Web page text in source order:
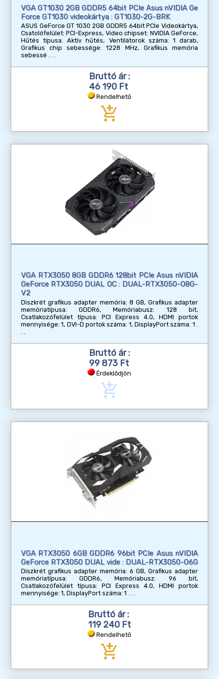
VGA GT1030 2GB GDDR5 64bit PCIe Asus nVIDIA Ge
Force GT1030 videokártya : GT1030-2G-BRK
ASUS GeForce GT 1030 2GB GDDR5 64bit PCIe Videokártya,
Csatolófelület: PCI-Express, Video chipset: NVIDIA GeForce,
Hűtés típusa: Aktív hűtés, Ventilátorok száma: 1 darab,
Grafikus chip sebessége: 1228 MHz, Grafikus memória
sebessé
Bruttó ár :
46 190 Ft
Rendelhető
add_shopping_cart
VGA RTX3050 8GB GDDR6 128bit PCIe Asus nVIDIA
GeForce RTX3050 DUAL OC : DUAL-RTX3050-O8G-
V2
Diszkrét grafikus adapter memória: 8 GB, Grafikus adapter
memóriatípusa: GDDR6, Memóriabusz: 128 bit,
Csatlakozófelület típusa: PCI Express 4.0, HDMI portok
mennyisége: 1, DVI-D portok száma: 1, DisplayPort száma: 1
Bruttó ár :
99 873 Ft
Érdeklődjön
add_shopping_cart
VGA RTX3050 6GB GDDR6 96bit PCIe Asus nVIDIA
GeForce RTX3050 DUAL vide : DUAL-RTX3050-O6G
Diszkrét grafikus adapter memória: 6 GB, Grafikus adapter
memóriatípusa: GDDR6, Memóriabusz: 96 bit,
Csatlakozófelület típusa: PCI Express 4.0, HDMI portok
mennyisége: 1, DisplayPort száma: 1
Bruttó ár :
119 240 Ft
Rendelhető
add_shopping_cart